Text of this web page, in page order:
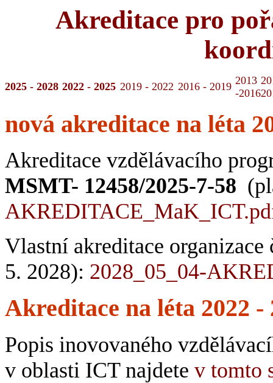
Akreditace pro
2025 - 2028 2022 - 2025 2019 - 2022 2016 - 2019 2013
-2016
nová akreditace na léta
Akreditace vzdělávacího
MSMT- 12458/2025-7-58
Vlastní akreditace
5. 2028): 2028_05_04-
Akreditace na léta 2022 -
Popis inovovaného
v oblasti ICT najdete v tomto